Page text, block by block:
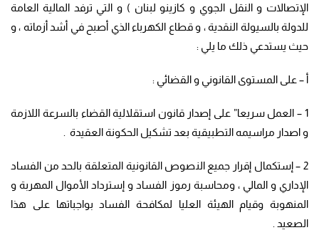
الإتصالات و النقل الجوي و كازينو لبنان ) و التي ترفد المالية العامة
للدولة بالسيولة النقدية ، و قطاع الكهرباء الذي أصبح في أشد أزماته ، و
حيث يستدعي ذلك ما يلي :
أ – على المستوى القانوني و القضائي :
1 – العمل سريعا” على إصدار قانون استقلالية القضاء بالسرعة اللازمة
و اصدار مراسيمه التطبيقية بعد تشكيل الحكونة العقيدة .
2 – إستكمال إقرار جميع النصوص القانونية المتعلقة بالحد من الفساد
الإداري و المالي ، ومحاسبة رموز الفساد و إسترداد الأموال المهربة و
المنهوبة وقيام الهيئة العليا لمكافحة الفساد بواجباتها على هذا
الصعيد .